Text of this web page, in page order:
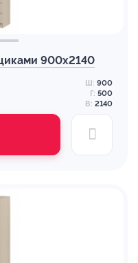
900х2140
Ш: 900
Г: 500
В: 2140